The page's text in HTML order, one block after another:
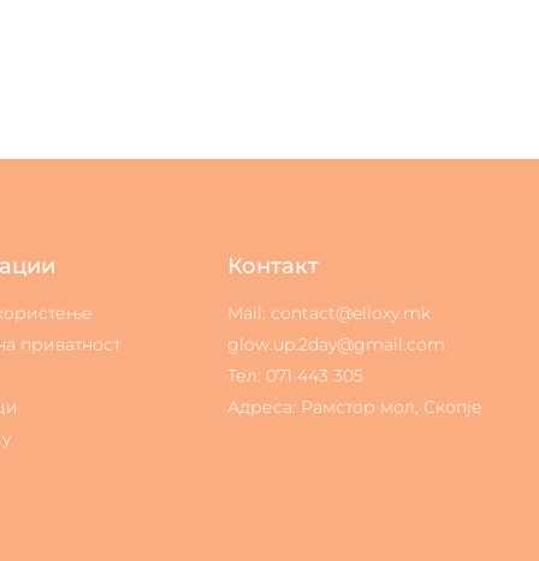
приватност
Контакт
Mail: contact@elloxy.mk
glow.up.2day@gmail.com
Тел: 071 443 305
Адреса: Рамстор мол, Скопје